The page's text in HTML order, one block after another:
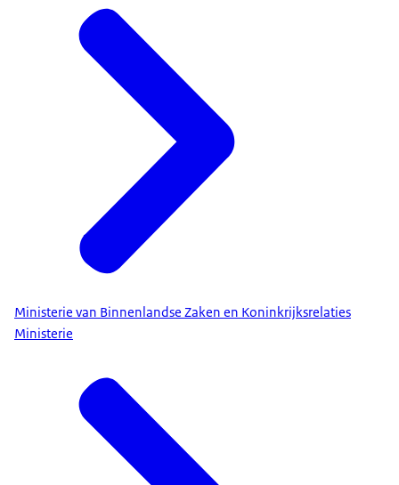
Ministerie van Binnenlandse Zaken en Koninkrijksrelaties
Ministerie